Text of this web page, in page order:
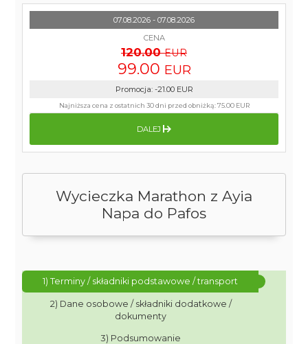
Wycieczka Marathon z Ayia
Napa do Pafos
1) Terminy / składniki podstawowe / transport
2) Dane osobowe / składniki dodatkowe /
dokumenty
3) Podsumowanie
07.08.2026 - 07.08.2026
CENA
120.00 EUR
99.00 EUR
Promocja: -21.00 EUR
Najniższa cena z ostatnich 30 dni przed obniżką:75.00 EUR
DALEJ